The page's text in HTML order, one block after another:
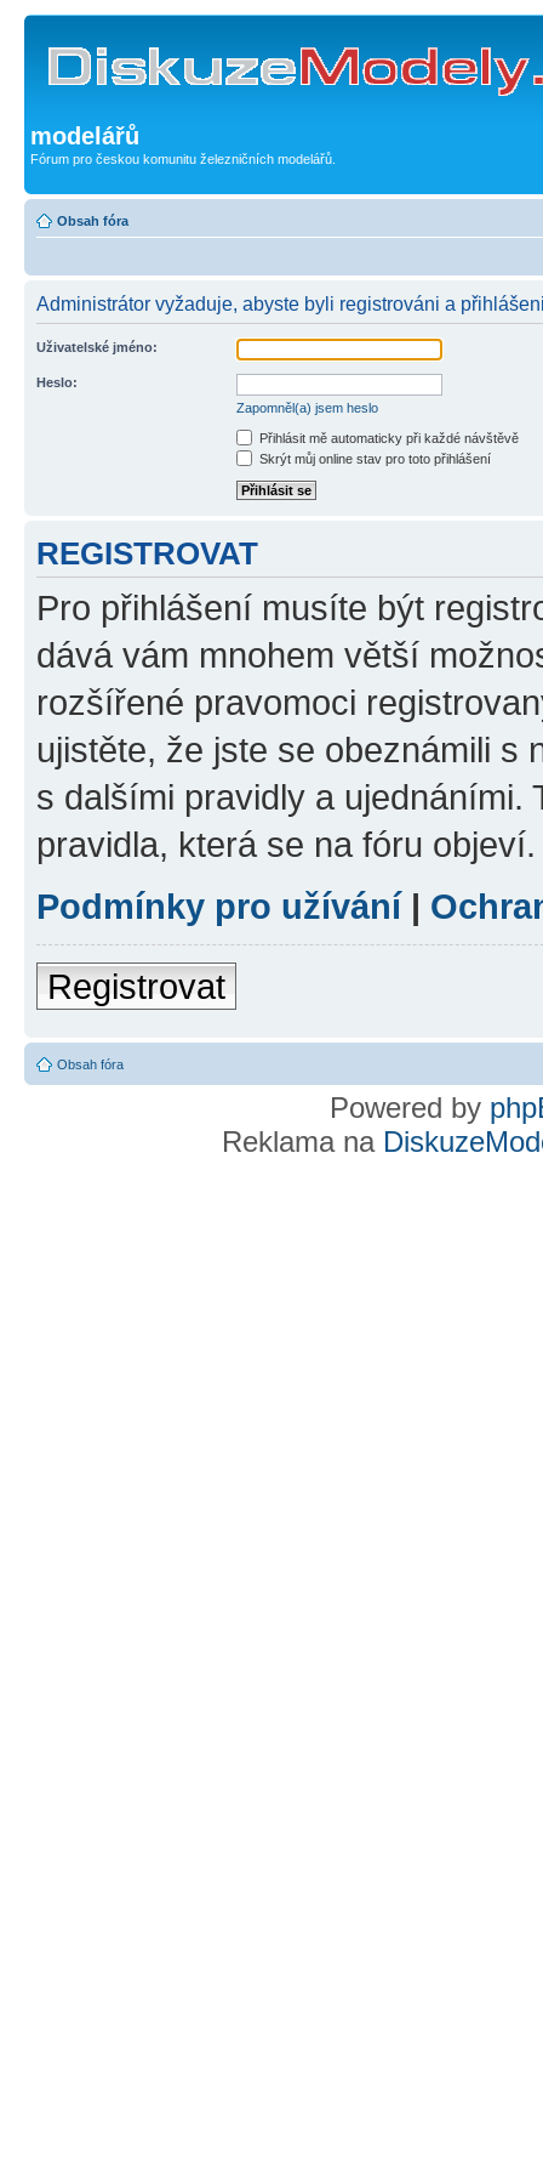
modelářů
Fórum pro českou komunitu železničních modelářů.
Obsah fóra
Administrátor vyžaduje, abyste byli registrováni a
Uživatelské jméno:
Heslo:
Zapomněl(a) jsem heslo
Přihlásit mě automaticky při každé návštěvě
Skrýt můj online stav pro toto přihlášení
REGISTROVAT
Pro přihlášení musíte být
dává vám mnohem větší
rozšířené pravomoci
ujistěte, že jste se obeznámili s
s dalšími pravidly a ujednáními.
pravidla, která se na fóru objeví.
Podmínky pro užívání |
Registrovat
Obsah fóra
Powered by
Reklama na